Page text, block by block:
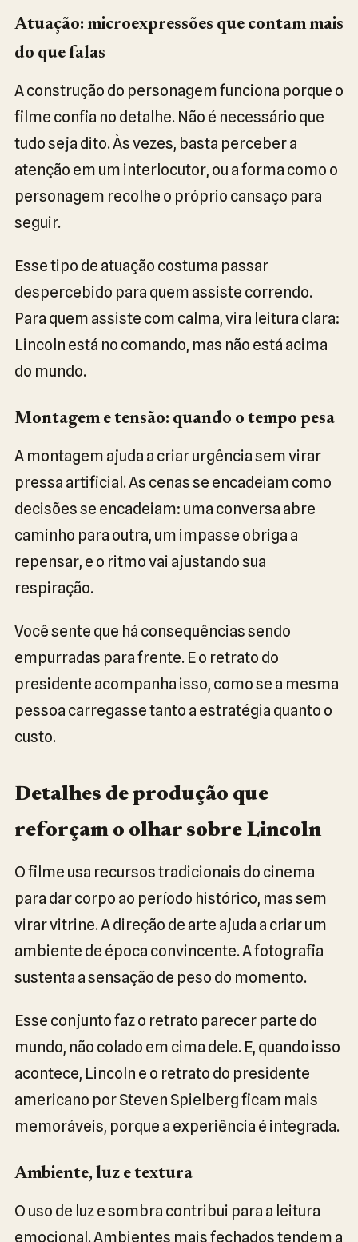
Atuação: microexpressões que contam mais
do que falas
A construção do personagem funciona porque o
filme confia no detalhe. Não é necessário que
tudo seja dito. Às vezes, basta perceber a
atenção em um interlocutor, ou a forma como o
personagem recolhe o próprio cansaço para
seguir.
Esse tipo de atuação costuma passar
despercebido para quem assiste correndo.
Para quem assiste com calma, vira leitura clara:
Lincoln está no comando, mas não está acima
do mundo.
Montagem e tensão: quando o tempo pesa
A montagem ajuda a criar urgência sem virar
pressa artificial. As cenas se encadeiam como
decisões se encadeiam: uma conversa abre
caminho para outra, um impasse obriga a
repensar, e o ritmo vai ajustando sua
respiração.
Você sente que há consequências sendo
empurradas para frente. E o retrato do
presidente acompanha isso, como se a mesma
pessoa carregasse tanto a estratégia quanto o
custo.
Detalhes de produção que
reforçam o olhar sobre Lincoln
O filme usa recursos tradicionais do cinema
para dar corpo ao período histórico, mas sem
virar vitrine. A direção de arte ajuda a criar um
ambiente de época convincente. A fotografia
sustenta a sensação de peso do momento.
Esse conjunto faz o retrato parecer parte do
mundo, não colado em cima dele. E, quando isso
acontece, Lincoln e o retrato do presidente
americano por Steven Spielberg ficam mais
memoráveis, porque a experiência é integrada.
Ambiente, luz e textura
O uso de luz e sombra contribui para a leitura
emocional. Ambientes mais fechados tendem a